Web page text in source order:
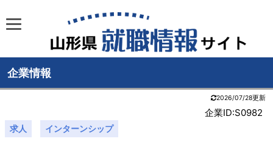
企業情報
2026/07/28更新
企業ID:S0982
求人 インターンシップ